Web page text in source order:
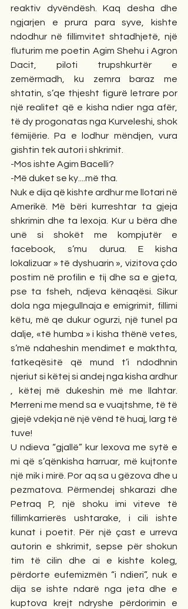
reaktiv dyvëndësh. Kaq desha dhe
ngjarjen e prura para syve, kishte
ndodhur në fillimvitet shtadhjetë, një
fluturim me poetin Agim Shehu i Agron
Dacit, piloti trupshkurtër e
zemërmadh, ku zemra baraz me
shtatin, s’qe thjesht figurë letrare por
një realitet që e kisha ndier nga afër,
të dy progonatas nga Kurveleshi, shok
fëmijërie. Pa e lodhur mëndjen, vura
gishtin tek autori i shkrimit.
-Mos ishte Agim Bacelli?
-Më duket se ky....më tha.
Nuk e dija që kishte ardhur me llotari në
Amerikë. Më bëri kurreshtar ta gjeja
shkrimin dhe ta lexoja. Kur u bëra dhe
unë si shokët me kompjutër e
facebook, s’mu durua. E kisha
lokalizuar » të dyshuarin », vizitova çdo
postim në profilin e tij dhe sa e gjeta,
pse ta fsheh, ndjeva kënaqësi. Sikur
dola nga mjegullnaja e emigrimit, fillimi
këtu, më qe dukur ogurzi, një tunel pa
dalje, «të humba » i kisha thënë vetes,
s’më ndaheshin mendimet e makthta,
fatkeqësitë që mund t’i ndodhnin
njeriut si këtej si andej nga kisha ardhur
, këtej më dukeshin më me llahtar.
Merreni me mend sa e vuajtshme, të të
gjejë vdekja në një vënd të huaj, larg të
tuve!
U ndieva “gjallë” kur lexova me sytë e
mi që s’qënkisha harruar, më kujtonte
një mik i mirë. Por aq sa u gëzova dhe u
pezmatova. Përmendej shkarazi dhe
Petraq P, një shoku imi viteve të
fillimkarrierës ushtarake, i cili ishte
kunat i poetit. Për një çast e urreva
autorin e shkrimit, sepse për shokun
tim të cilin dhe ai e kishte koleg,
përdorte eufemizmën “i ndieri”, nuk e
dija se ishte ndarë nga jeta dhe e
kuptova krejt ndryshe përdorimin e